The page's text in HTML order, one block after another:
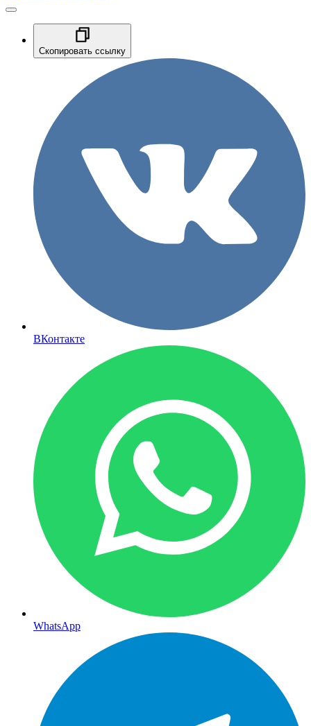
Скопировать ссылку
ВКонтакте
WhatsApp